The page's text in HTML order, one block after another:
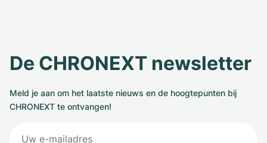
De CHRONEXT newsletter
Meld je aan om het laatste nieuws en de hoogtepunten bij
CHRONEXT te ontvangen!